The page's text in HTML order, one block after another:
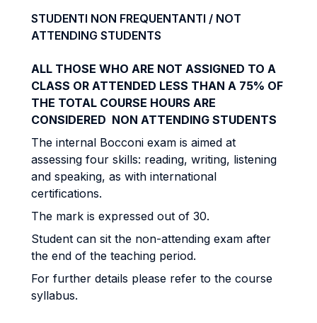
STUDENTI NON FREQUENTANTI / NOT
ATTENDING STUDENTS
ALL THOSE WHO ARE NOT ASSIGNED TO A
CLASS OR ATTENDED LESS THAN A 75% OF
THE TOTAL COURSE HOURS ARE
CONSIDERED NON ATTENDING STUDENTS
The internal Bocconi exam is aimed at
assessing four skills: reading, writing, listening
and speaking, as with international
certifications.
The mark is expressed out of 30.
Student can sit the non-attending exam after
the end of the teaching period.
For further details please refer to the course
syllabus.